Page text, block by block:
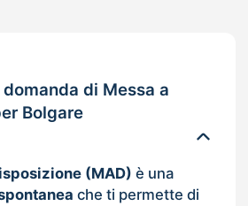
di Messa a
Bolgare
(MAD) è una
che ti permette di